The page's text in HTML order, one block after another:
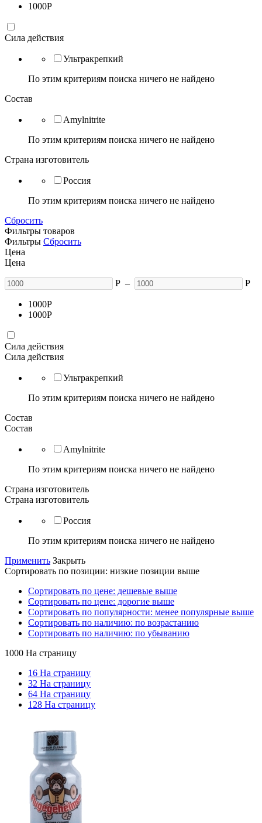
1000Р
Сила действия
Ультракрепкий
По этим критериям поиска ничего не найдено
Состав
Amylnitrite
По этим критериям поиска ничего не найдено
Страна изготовитель
Россия
По этим критериям поиска ничего не найдено
Сбросить
Фильтры товаров
Фильтры Сбросить
Цена
Цена
Р – Р
1000Р
1000Р
Сила действия
Сила действия
Ультракрепкий
По этим критериям поиска ничего не найдено
Состав
Состав
Amylnitrite
По этим критериям поиска ничего не найдено
Страна изготовитель
Страна изготовитель
Россия
По этим критериям поиска ничего не найдено
Применить Закрыть
Сортировать по позиции: низкие позиции выше
Сортировать по цене: дешевые выше
Сортировать по цене: дорогие выше
Сортировать по популярности: менее популярные выше
Сортировать по наличию: по возрастанию
Сортировать по наличию: по убыванию
1000 На страницу
16 На страницу
32 На страницу
64 На страницу
128 На страницу